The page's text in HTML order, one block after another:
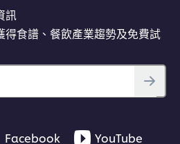
訊
得食譜、餐飲產業趨勢及免費試
Facebook YouTube